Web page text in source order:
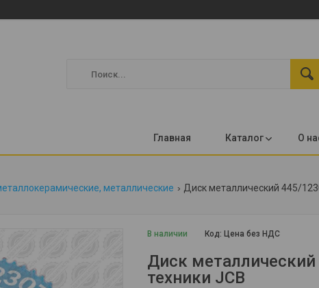
Главная Каталог О
металлические Диск металлический 445/
В наличии Код: Цена без НДС
Диск
техники JCB